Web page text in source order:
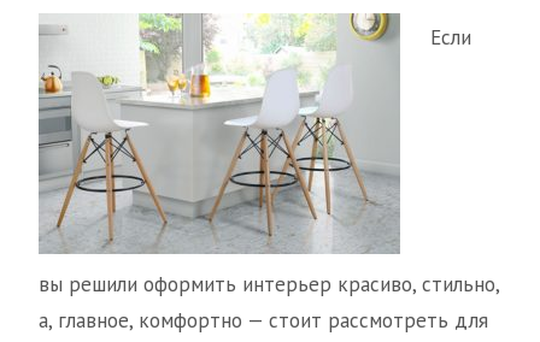
Если
вы решили оформить интерьер красиво, стильно,
а, главное, комфортно — стоит рассмотреть для